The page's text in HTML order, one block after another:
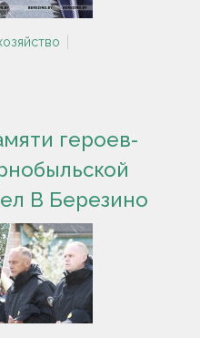
героев-
В Березино